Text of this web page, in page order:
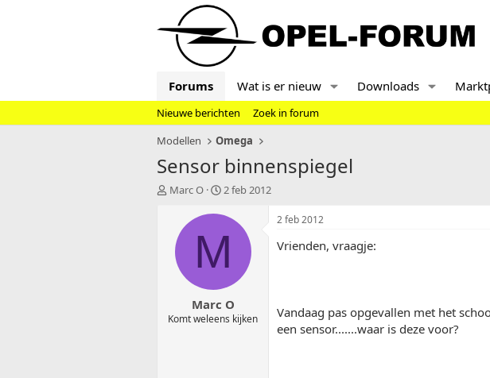
Forums Wat is er nieuw Downloads
Nieuwe berichten
Zoek in forum
Modellen
Omega
Sensor binnenspiegel
T
t
Marc O
S
a
t
t
u
m
2 feb 2012
M
Marc O
Komt weleens kijken
2 feb 2012
Vrienden, vraagje:
Vandaag pas opgevallen met het
een sensor.......waar is deze voor?